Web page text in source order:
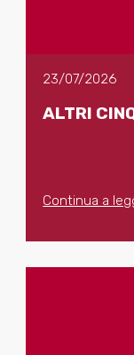
23/07/2026
ALTRI
Continua a